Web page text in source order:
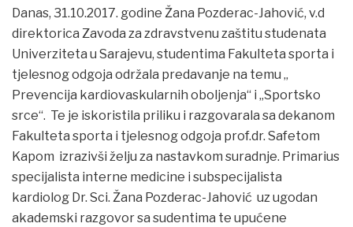
Danas, 31.10.2017. godine Žana Pozderac-Jahović, v.d
direktorica Zavoda za zdravstvenu zaštitu studenata
Univerziteta u Sarajevu, studentima Fakulteta sporta i
tjelesnog odgoja održala predavanje na temu „
Prevencija kardiovaskularnih oboljenja“ i „Sportsko
srce“. Te je iskoristila priliku i razgovarala sa dekanom
Fakulteta sporta i tjelesnog odgoja prof.dr. Safetom
Kapom izrazivši želju za nastavkom suradnje. Primarius
specijalista interne medicine i subspecijalista
kardiolog Dr. Sci. Žana Pozderac-Jahović uz ugodan
akademski razgovor sa sudentima te upućene